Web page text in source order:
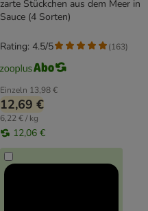
zarte Stückchen aus dem Meer in
Sauce (4 Sorten)
Einzeln 13,98 €
12,69 €
6,22 € / kg
12,06 €
Rating: 4.5/5 (163)